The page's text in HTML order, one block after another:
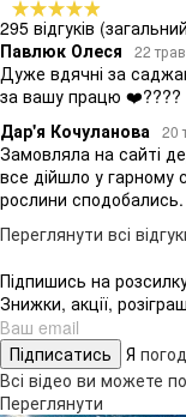
295 відгуків
Павлюк Олеся
22
Дуже вдячні за
за вашу працю ❤️????
Дар'я Кочуланова 20
Замовляла на сайті
все дійшло у гарному
рослини
Переглянути всі
Підпишись на
Знижки, акції,
Підписатись Я
Всі відео ви можете
Переглянути